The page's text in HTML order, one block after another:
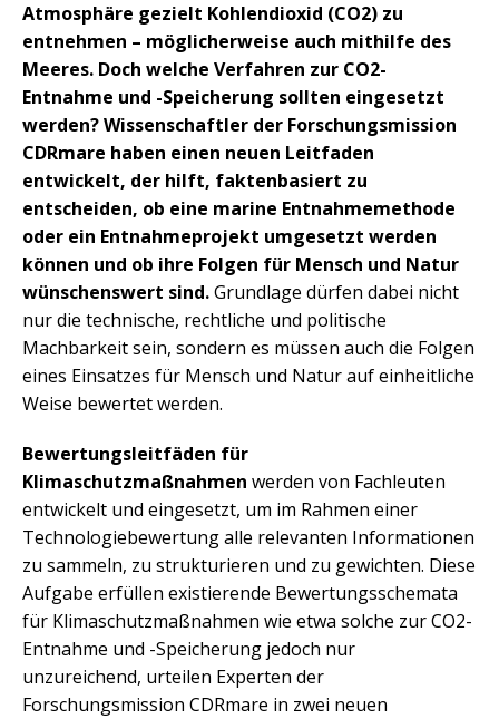
Atmosphäre gezielt Kohlendioxid (CO2) zu
entnehmen – möglicherweise auch mithilfe des
Meeres. Doch welche Verfahren zur CO2-
Entnahme und -Speicherung sollten eingesetzt
werden? Wissenschaftler der Forschungsmission
CDRmare haben einen neuen Leitfaden
entwickelt, der hilft, faktenbasiert zu
entscheiden, ob eine marine Entnahmemethode
oder ein Entnahmeprojekt umgesetzt werden
können und ob ihre Folgen für Mensch und Natur
wünschenswert sind.Grundlage dürfen dabei nicht
nur die technische, rechtliche und politische
Machbarkeit sein, sondern es müssen auch die Folgen
eines Einsatzes für Mensch und Natur auf einheitliche
Weise bewertet werden.
Bewertungsleitfäden für
Klimaschutzmaßnahmen werden von Fachleuten
entwickelt und eingesetzt, um im Rahmen einer
Technologiebewertung alle relevanten Informationen
zu sammeln, zu strukturieren und zu gewichten. Diese
Aufgabe erfüllen existierende Bewertungsschemata
für Klimaschutzmaßnahmen wie etwa solche zur CO2-
Entnahme und -Speicherung jedoch nur
unzureichend, urteilen Experten der
Forschungsmission CDRmare in zwei neuen